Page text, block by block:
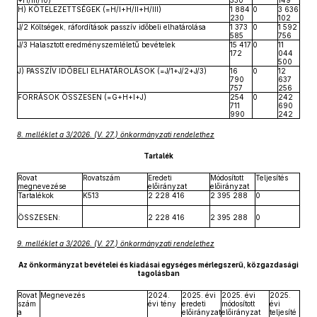
H) KÖTELEZETTSÉGEK (=H/I+H/II+H/III)
1 884
230
0
3 636
102
J/2 Költségek, ráfordítások passzív időbeli elhatárolása
1 373
585
0
1 592
756
J/3 Halasztott eredményszemléletű bevételek
15 417
172
0
11
044
500
J) PASSZÍV IDŐBELI ELHATÁROLÁSOK (=J/1+J/2+J/3)
16
790
757
0
12
637
256
FORRÁSOK ÖSSZESEN (=G+H+I+J)
254
711
990
0
242
690
242
8. melléklet a 3/2026. (V. 27.) önkormányzati rendelethez
Tartalék
Rovat
megnevezése
Rovatszám
Eredeti
előirányzat
Módosított
előirányzat
Teljesítés
Tartalékok K513 2 228 416 2 395 288 0
ÖSSZESEN: 2 228 416 2 395 288 0
9. melléklet a 3/2026. (V. 27.) önkormányzati rendelethez
Az önkormányzat bevételei és kiadásai egységes mérlegszerű, közgazdasági
tagolásban
Rovat
szám
a
Megnevezés
2024.
évi tény
2025. évi
eredeti
előirányzat
2025. évi
módosított
előirányzat
2025.
évi
teljesíté